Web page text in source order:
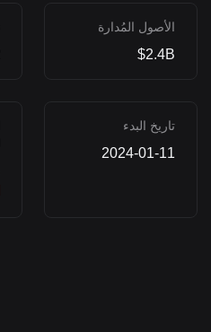
الأصول المُدارة
$2.4B
تاريخ البدء
2024-01-11